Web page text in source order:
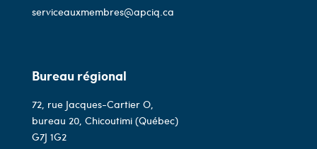
serviceauxmembres@apciq.ca
Bureau régional
72, rue Jacques-Cartier O,
bureau 20, Chicoutimi (Québec)
G7J 1G2